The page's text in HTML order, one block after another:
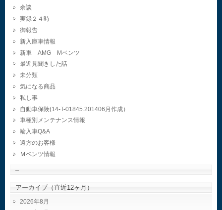
余談
実録２４時
御報告
新入庫車情報
新車 AMG Mベンツ
最近見聞きした話
未分類
気になる商品
私し事
自動車保険(14-T-01845.201406月作成）
車種別メンテナンス情報
輸入車Q&A
遠方のお客様
Ｍベンツ情報
–
アーカイブ（直近12ヶ月）
2026年8月